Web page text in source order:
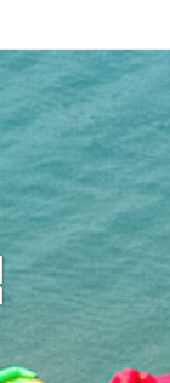
북5